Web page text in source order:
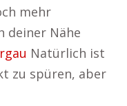
mehr
deiner Nähe
Natürlich ist
zu spüren, aber